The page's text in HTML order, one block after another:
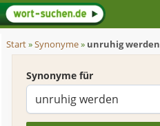
Start»Synonyme» unruhig werden
Synonyme für